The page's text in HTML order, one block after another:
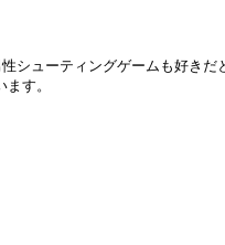
シューティングゲームも好きだ
す。